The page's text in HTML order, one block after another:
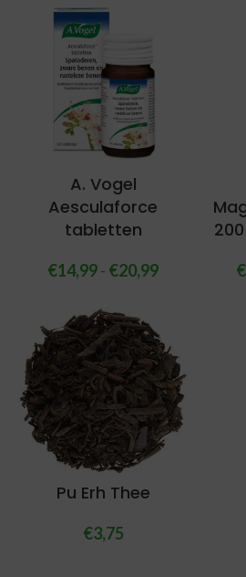
A. Vogel
Aesculaforce
tabletten
€14,99- €20,99 €
Pu Erh Thee
€3,75